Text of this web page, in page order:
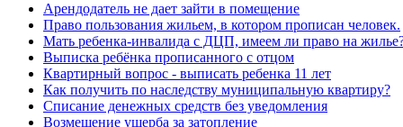
Арендодатель не дает зайти в помещение
Право пользования жильем, в котором прописан человек.
Мать ребенка-инвалида с ДЦП, имеем ли право на
Выписка ребёнка прописанного с отцом
Квартирный вопрос - выписать ребенка 11 лет
Как получить по наследству муниципальную квартиру?
Списание денежных средств без уведомления
Возмещение ущерба за затопление